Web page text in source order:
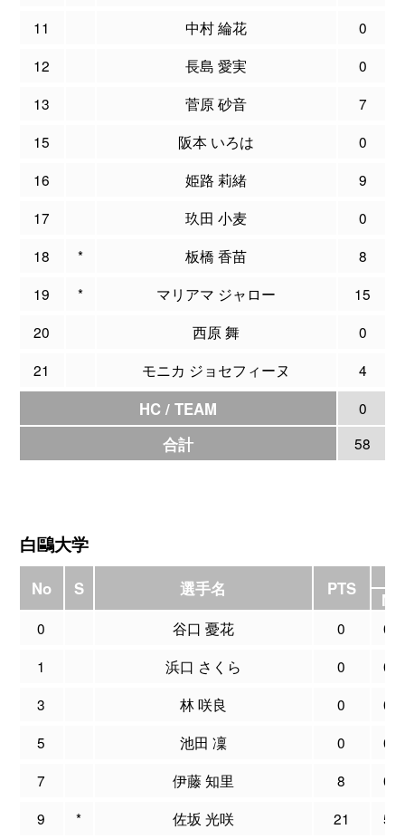
11
中村 綸花 0
12
長島 愛実 0
13
菅原 砂音 7
15
阪本 いろは 0
16
姫路 莉緒 9
17
玖田 小麦 0
18
* 板橋 香苗 8
19
* マリアマ ジャロー 15
20
西原 舞 0
21
モニカ ジョセフィーヌ 4
HC / TEAM 0
合計 58
白鷗大学
No S 選手名 PTS
M
0 谷口 憂花 0
0
1
浜口 さくら 0
0
3
林 咲良 0
0
5
池田 凜 0
0
7
伊藤 知里 8
0
9
* 佐坂 光咲 21 5